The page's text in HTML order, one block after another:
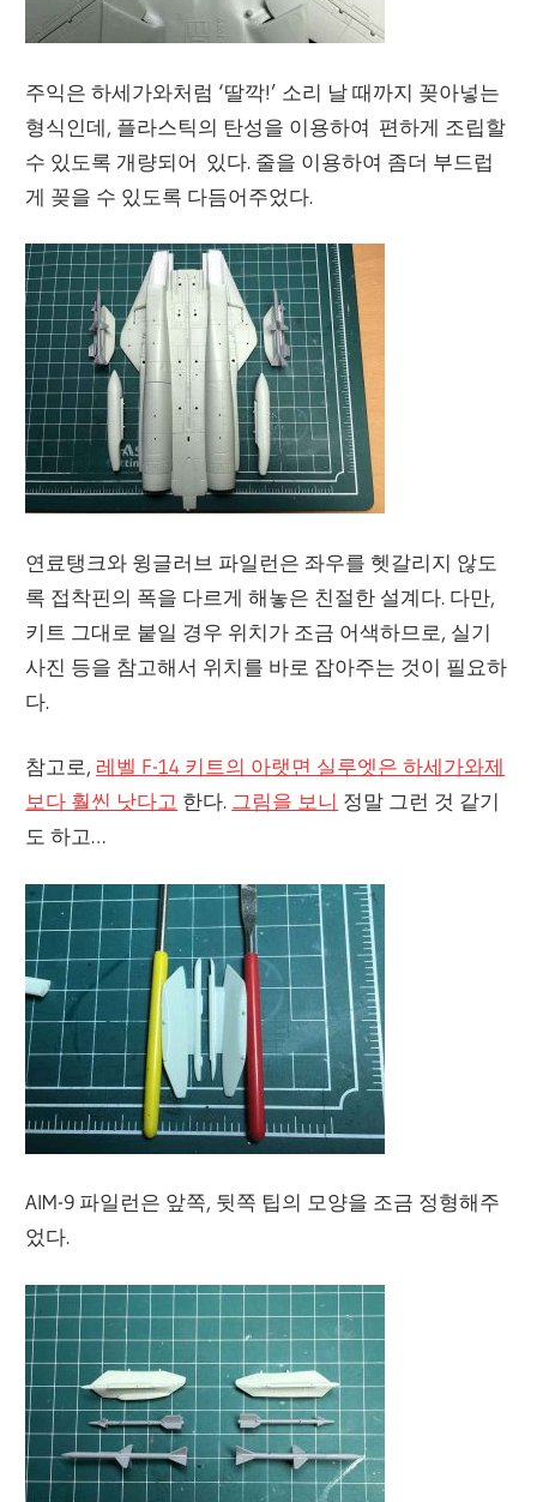
주익은 하세가와처럼 ‘딸깍!’ 소리 날 때까지 꽂아넣는
형식인데, 플라스틱의 탄성을 이용하여 편하게 조립할
수 있도록 개량되어 있다. 줄을 이용하여 좀더 부드럽
게 꽂을 수 있도록 다듬어주었다.
연료탱크와 윙글러브 파일런은 좌우를 헷갈리지 않도
록 접착핀의 폭을 다르게 해놓은 친절한 설계다. 다만,
키트 그대로 붙일 경우 위치가 조금 어색하므로, 실기
사진 등을 참고해서 위치를 바로 잡아주는 것이 필요하
다.
참고로, 레벨 F-14 키트의 아랫면 실루엣은 하세가와제
보다 훨씬 낫다고 한다. 그림을 보니 정말 그런 것 같기
도 하고…
AIM-9 파일런은 앞쪽, 뒷쪽 팁의 모양을 조금 정형해주
었다.